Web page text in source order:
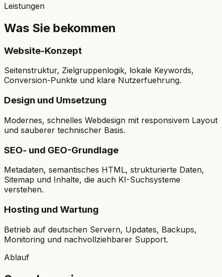
Leistungen
Was Sie bekommen
Website-Konzept
Seitenstruktur, Zielgruppenlogik, lokale Keywords,
Conversion-Punkte und klare Nutzerfuehrung.
Design und Umsetzung
Modernes, schnelles Webdesign mit responsivem Layout
und sauberer technischer Basis.
SEO- und GEO-Grundlage
Metadaten, semantisches HTML, strukturierte Daten,
Sitemap und Inhalte, die auch KI-Suchsysteme
verstehen.
Hosting und Wartung
Betrieb auf deutschen Servern, Updates, Backups,
Monitoring und nachvollziehbarer Support.
Ablauf